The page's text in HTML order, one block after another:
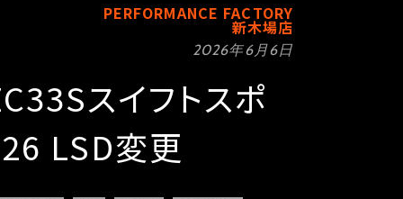
PERFORMANCE FACTORY
新木場店
2026年6月6日
スイフトスポ
LSD変更